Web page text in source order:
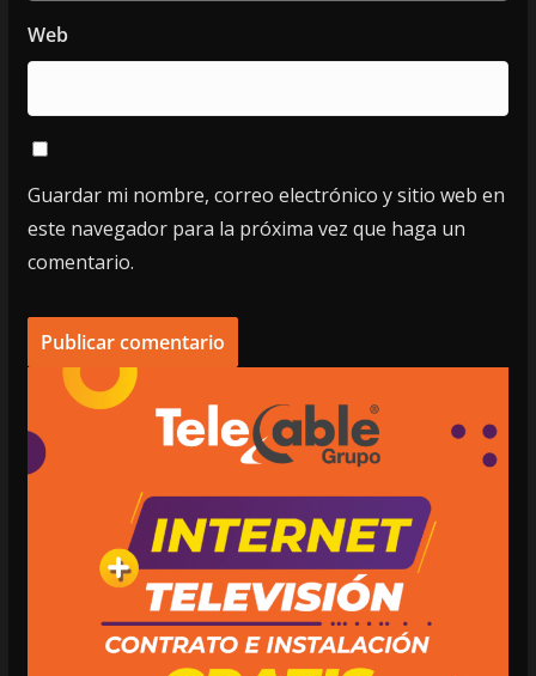
Web
Guardar mi nombre, correo electrónico y sitio web en
este navegador para la próxima vez que haga un
comentario.